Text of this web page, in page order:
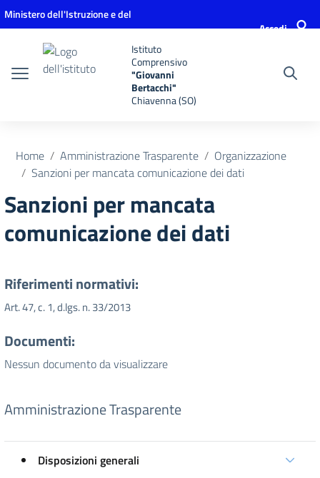
Vai ai contenuti
Vai al menu di navigazione
Vai al footer
Ministero dell'Istruzione e del
Accedi
Istituto
Comprensivo
"Giovanni
Bertacchi"
Chiavenna (SO)
Home Amministrazione Trasparente
Organizzazione
Sanzioni per mancata comunicazione dei dati
Sanzioni per mancata
comunicazione dei dati
Riferimenti normativi:
Art. 47, c. 1, d.lgs. n. 33/2013
Documenti:
Nessun documento da visualizzare
Amministrazione Trasparente
Disposizioni generali